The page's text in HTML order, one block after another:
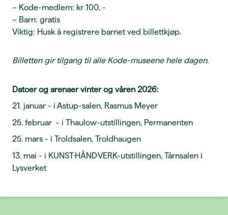
– Kode-medlem: kr 100, -
– Barn: gratis
Viktig: Husk å registrere barnet ved billettkjøp.
Billetten gir tilgang til alle Kode-museene hele dagen.
Datoer og arenaer vinter og våren 2026:
21. januar - i Astup-salen, Rasmus Meyer
25. februar - i Thaulow-utstillingen, Permanenten
25. mars - i Troldsalen, Troldhaugen
13. mai - i KUNST·HÅND·VERK-utstillingen, Tårnsalen i
Lysverket